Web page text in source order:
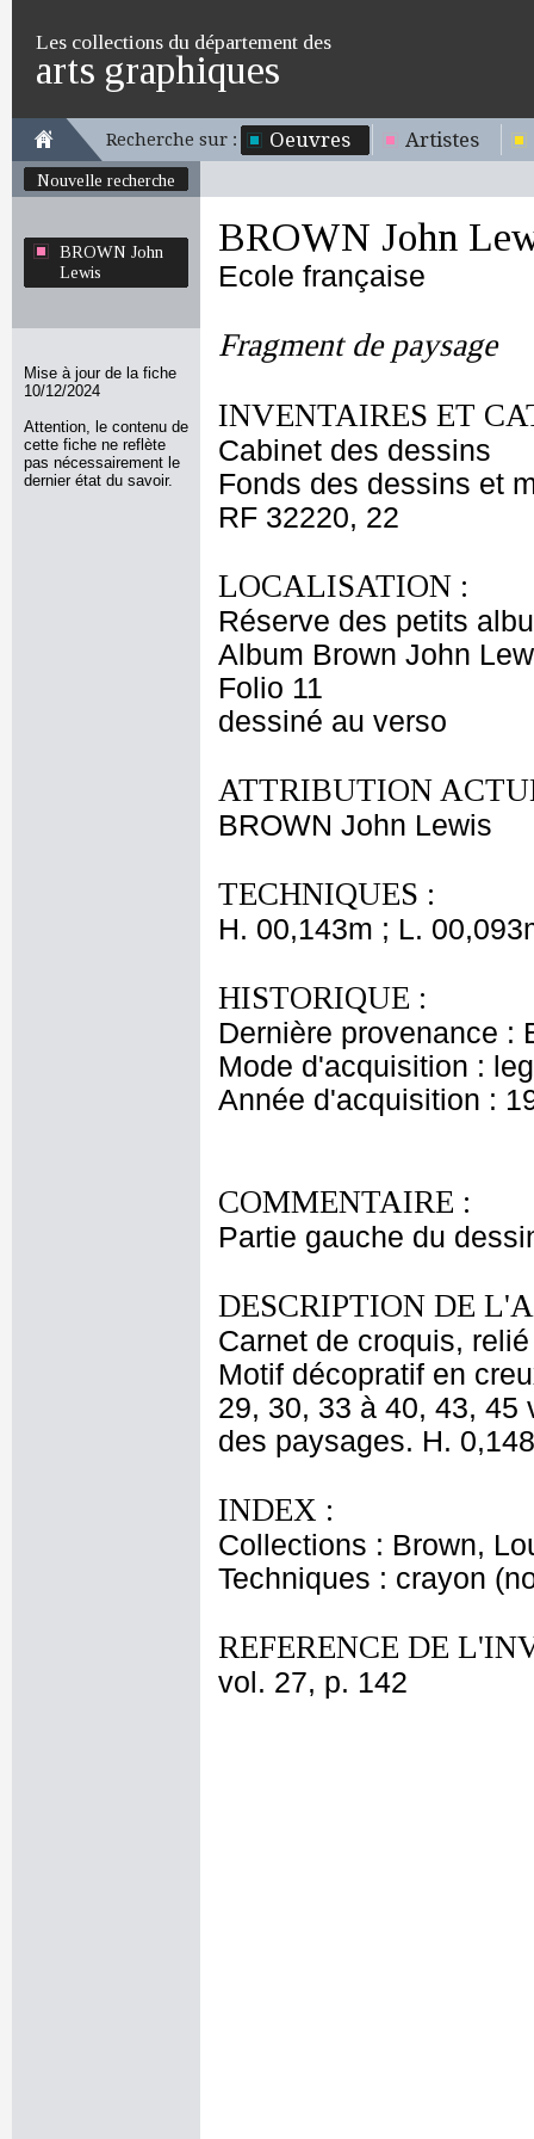
Les collections du département des
arts graphiques
Recherche sur : Oeuvres Artistes
Nouvelle recherche
BROWN John
Lewis
Mise à jour de la fiche
10/12/2024
Attention, le contenu de
cette fiche ne reflète
pas nécessairement le
dernier état du savoir.
BROWN John
Ecole française
Fragment de paysage
INVENTAIRES ET
Cabinet des dessins
Fonds des dessins et
RF 32220, 22
LOCALISATION :
Réserve des petits
Album Brown John
Folio 11
dessiné au verso
ATTRIBUTION
BROWN John Lewis
TECHNIQUES :
H. 00,143m ; L.
HISTORIQUE :
Dernière provenance :
Mode d'acquisition :
Année d'acquisition :
COMMENTAIRE :
Partie gauche du
DESCRIPTION DE
Carnet de croquis,
Motif décopratif en
29, 30, 33 à 40, 43, 45
des paysages. H.
INDEX :
Collections : Brown,
Techniques : crayon
REFERENCE DE
vol. 27, p. 142